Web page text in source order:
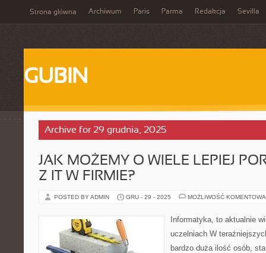
Strona główna Archiwum Paris Parma Redakcja Sevilla
GUBIN
Archive for 29 grudnia, 2025
JAK MOŻEMY O WIELE LEPIEJ
Z IT W FIRMIE?
POSTED BY ADMIN GRU - 29 - 2025 MOŻLIWOŚĆ
Informatyka, to aktualnie
uczelniach W
bardzo duża ilość osób,